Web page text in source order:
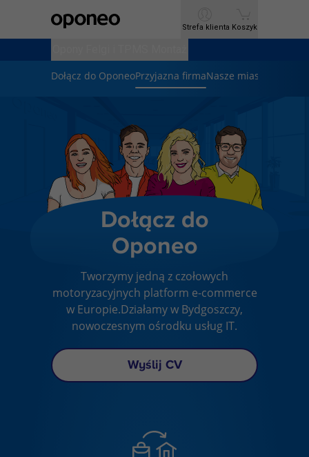
Ctrl M
Strefa klienta
Strefa klienta Koszyk
Koszyk
Dołącz do OponeoPrzyjazna firmaNasze miasto
Dołącz do
Oponeo
Tworzymy jedną z czołowych
motoryzacyjnych platform e-commerce
w Europie.Działamy w Bydgoszczy,
nowoczesnym ośrodku usług IT.
Wyślij CV